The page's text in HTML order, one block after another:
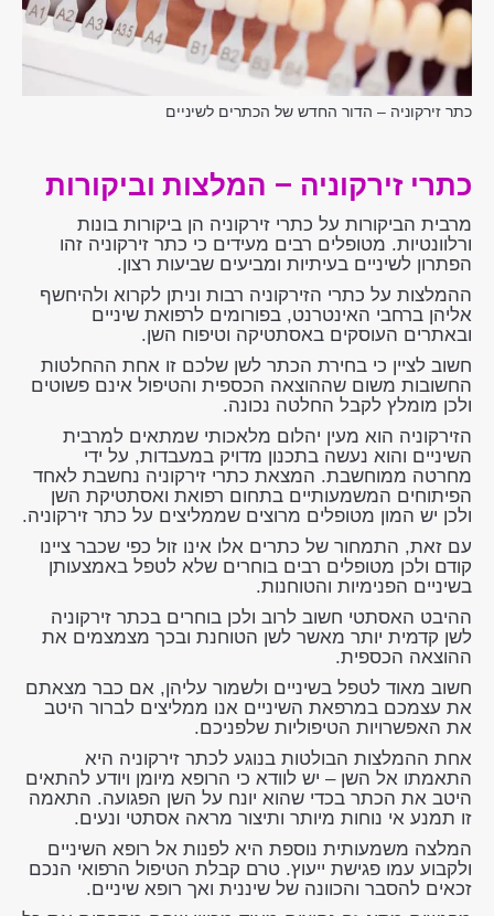
כתר זירקוניה – הדור החדש של הכתרים לשיניים
כתרי זירקוניה – המלצות וביקורות
מרבית הביקורות על כתרי זירקוניה הן ביקורות בונות
ורלוונטיות. מטופלים רבים מעידים כי כתר זירקוניה זהו
הפתרון לשיניים בעיתיות ומביעים שביעות רצון.
ההמלצות על כתרי הזירקוניה רבות וניתן לקרוא ולהיחשף
אליהן ברחבי האינטרנט, בפורומים לרפואת שיניים
ובאתרים העוסקים באסתטיקה וטיפוח השן.
חשוב לציין כי בחירת הכתר לשן שלכם זו אחת ההחלטות
החשובות משום שההוצאה הכספית והטיפול אינם פשוטים
ולכן מומלץ לקבל החלטה נכונה.
הזירקוניה הוא מעין יהלום מלאכותי שמתאים למרבית
השיניים והוא נעשה בתכנון מדויק במעבדות, על ידי
מחרטה ממוחשבת. המצאת כתרי זירקוניה נחשבת לאחד
הפיתוחים המשמעותיים בתחום רפואת ואסתטיקת השן
ולכן יש המון מטופלים מרוצים שממליצים על כתר זירקוניה.
עם זאת, התמחור של כתרים אלו אינו זול כפי שכבר ציינו
קודם ולכן מטופלים רבים בוחרים שלא לטפל באמצעותן
בשיניים הפנימיות והטוחנות.
ההיבט האסתטי חשוב לרוב ולכן בוחרים בכתר זירקוניה
לשן קדמית יותר מאשר לשן הטוחנת ובכך מצמצמים את
ההוצאה הכספית.
חשוב מאוד לטפל בשיניים ולשמור עליהן, אם כבר מצאתם
את עצמכם במרפאת השיניים אנו ממליצים לברור היטב
את האפשרויות הטיפוליות שלפניכם.
אחת ההמלצות הבולטות בנוגע לכתר זירקוניה היא
התאמתו אל השן – יש לוודא כי הרופא מיומן ויודע להתאים
היטב את הכתר בכדי שהוא יונח על השן הפגועה. התאמה
זו תמנע אי נוחות מיותר ותיצור מראה אסתטי ונעים.
המלצה משמעותית נוספת היא לפנות אל רופא השיניים
ולקבוע עמו פגישת ייעוץ. טרם קבלת הטיפול הרפואי הנכם
זכאים להסבר והכוונה של שיננית ואך רופא שיניים.